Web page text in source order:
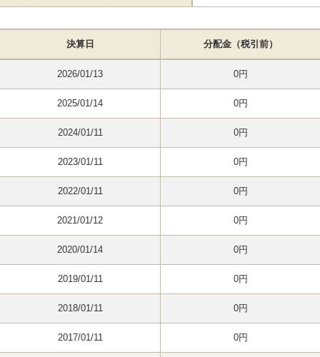
決算日 分配金（税引前）
2026/01/13 0円
2025/01/14 0円
2024/01/11 0円
2023/01/11 0円
2022/01/11 0円
2021/01/12 0円
2020/01/14 0円
2019/01/11 0円
2018/01/11 0円
2017/01/11 0円